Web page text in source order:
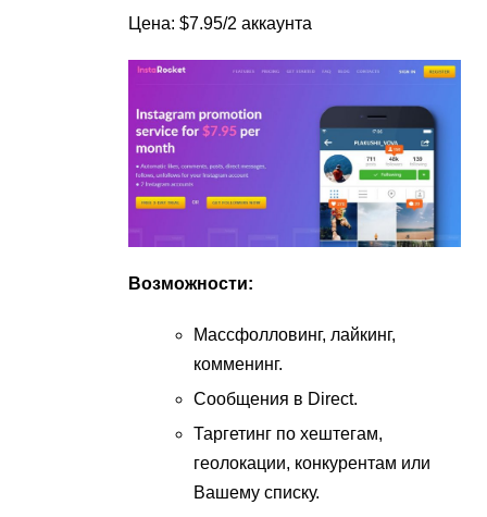
Цена: $7.95/2 аккаунта
Возможности:
Массфолловинг, лайкинг,
комменинг.
Сообщения в Direct.
Таргетинг по хештегам,
геолокации, конкурентам или
Вашему списку.